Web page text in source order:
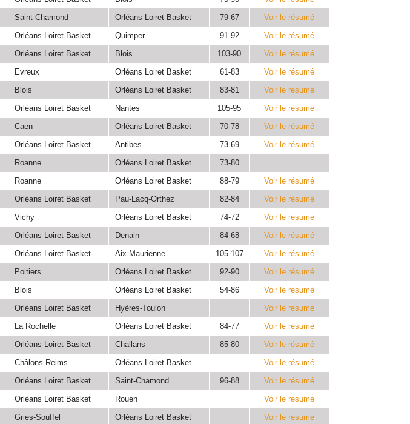
Saint-Chamond Orléans Loiret Basket 79-67
Voir le résumé
Orléans Loiret Basket Quimper 91-92
Voir le résumé
Orléans Loiret Basket Blois 103-90
Voir le résumé
Evreux Orléans Loiret Basket 61-83
Voir le résumé
Blois Orléans Loiret Basket 83-81
Voir le résumé
Orléans Loiret Basket Nantes 105-95
Voir le résumé
Caen Orléans Loiret Basket 70-78
Voir le résumé
Orléans Loiret Basket Antibes 73-69
Voir le résumé
Roanne Orléans Loiret Basket
73-80
Roanne Orléans Loiret Basket 88-79
Voir le résumé
Orléans Loiret Basket Pau-Lacq-Orthez 82-84
Voir le résumé
Vichy Orléans Loiret Basket 74-72
Voir le résumé
Orléans Loiret Basket Denain 84-68
Voir le résumé
Orléans Loiret Basket Aix-Maurienne 105-107
Voir le résumé
Poitiers Orléans Loiret Basket 92-90
Voir le résumé
Blois Orléans Loiret Basket 54-86
Voir le résumé
Orléans Loiret Basket Hyères-Toulon
Voir le résumé
La Rochelle Orléans Loiret Basket 84-77
Voir le résumé
Orléans Loiret Basket Challans 85-80
Voir le résumé
Châlons-Reims Orléans Loiret Basket
Voir le résumé
Orléans Loiret Basket Saint-Chamond 96-88
Voir le résumé
Orléans Loiret Basket Rouen
Voir le résumé
Gries-Souffel Orléans Loiret Basket
Voir le résumé